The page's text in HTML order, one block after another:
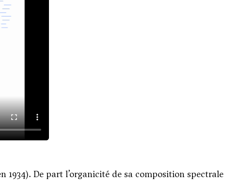
1934). De part l’organicité de sa composition spectrale